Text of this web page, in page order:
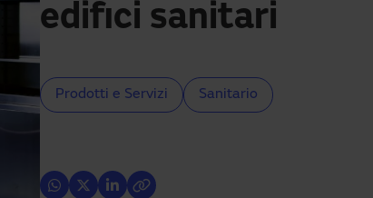
edifici sanitari
Prodotti e Servizi Sanitario